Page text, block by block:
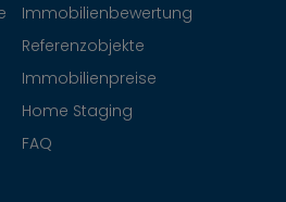
Immobilienbewertung
Referenzobjekte
Immobilienpreise
Home Staging
FAQ